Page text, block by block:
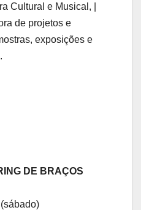
Cultural e Musical, |
de projetos e
exposições e
DE BRAÇOS